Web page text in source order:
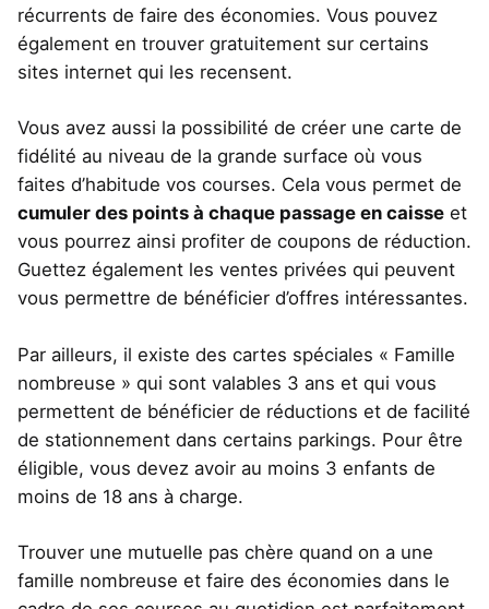
récurrents de faire des économies. Vous pouvez
également en trouver gratuitement sur certains
sites internet qui les recensent.
Vous avez aussi la possibilité de créer une carte de
fidélité au niveau de la grande surface où vous
faites d’habitude vos courses. Cela vous permet de
cumuler des points à chaque passage en caisse et
vous pourrez ainsi profiter de coupons de réduction.
Guettez également les ventes privées qui peuvent
vous permettre de bénéficier d’offres intéressantes.
Par ailleurs, il existe des cartes spéciales « Famille
nombreuse » qui sont valables 3 ans et qui vous
permettent de bénéficier de réductions et de facilité
de stationnement dans certains parkings. Pour être
éligible, vous devez avoir au moins 3 enfants de
moins de 18 ans à charge.
Trouver une mutuelle pas chère quand on a une
famille nombreuse et faire des économies dans le